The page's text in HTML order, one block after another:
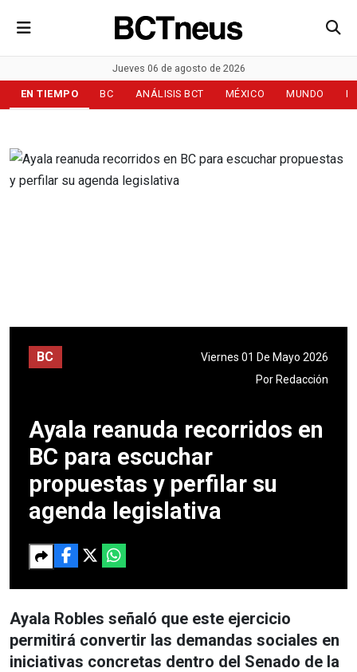
Jueves 06 de agosto de 2026
EN TIEMPO BC ANÁLISIS BCT MÉXICO MUNDO
BC
Viernes 01 De Mayo 2026
Por Redacción
Ayala reanuda recorridos en
BC para escuchar
propuestas y perfilar su
agenda legislativa
Ayala Robles señaló que este ejercicio
permitirá convertir las demandas sociales en
iniciativas concretas dentro del Senado de la